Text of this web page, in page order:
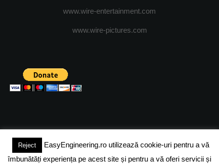
www.wire-entertainment.com
www.wire-pictures.com
(c) 2024 - FineEngineeringMagazine. All rights reserved.
Reject
EasyEngineering.ro utilizează cookie-uri pentru a vă
îmbunătăți experiența pe acest site și pentru a vă oferi servicii și